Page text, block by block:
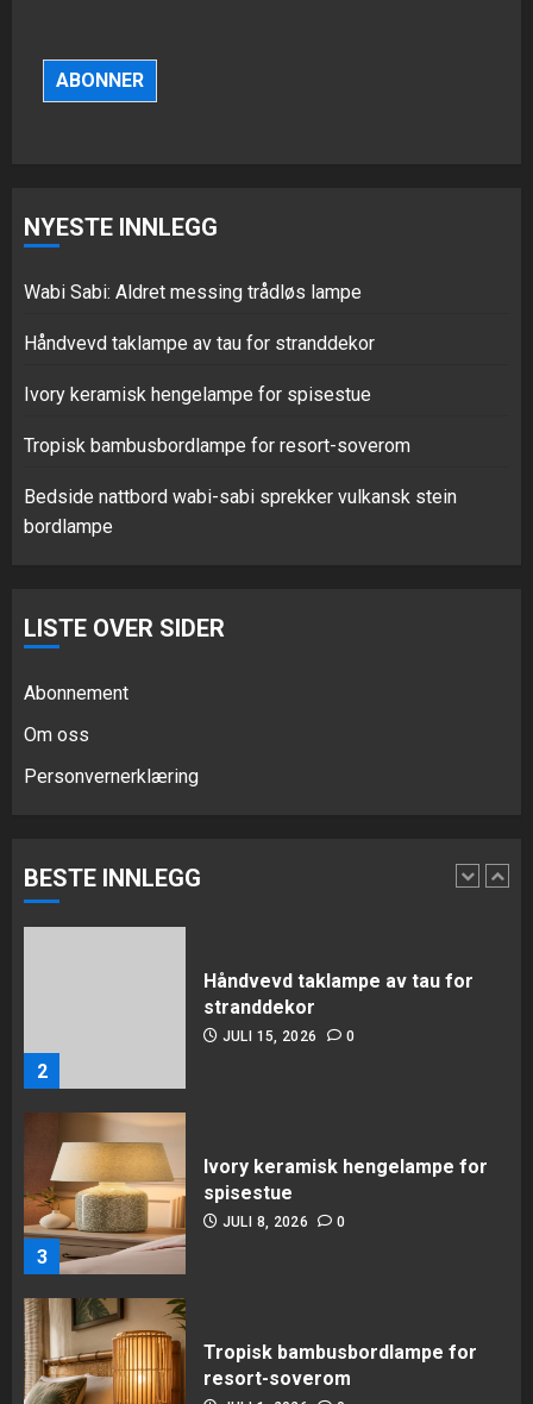
ABONNER
NYESTE INNLEGG
Wabi Sabi: Aldret messing trådløs lampe
Håndvevd taklampe av tau for stranddekor
Ivory keramisk hengelampe for spisestue
Tropisk bambusbordlampe for resort-soverom
Bedside nattbord wabi-sabi sprekker vulkansk stein
bordlampe
LISTE OVER SIDER
Abonnement
Om oss
Personvernerklæring
BESTE INNLEGG
3
spisestue
Tropisk bambusbordlampe for
JULI 1, 2026 0
bordlampe
stranddekor
JULI 15, 2026
3
spisestue
JULI 8, 2026
resort-soverom
JULI 1, 2026 0